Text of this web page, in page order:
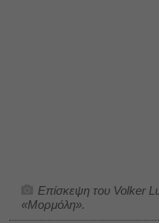
Επίσκεψη του Volker
«Μορμόλη».